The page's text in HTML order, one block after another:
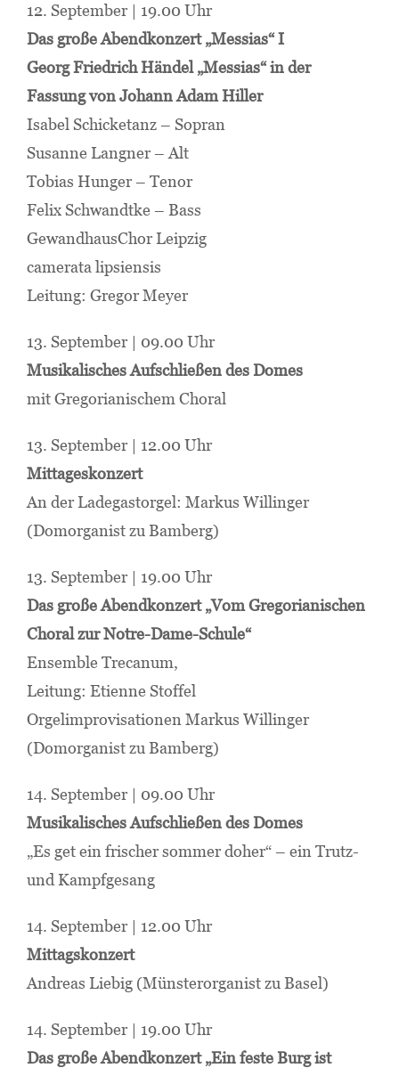
12. September | 19.00 Uhr
Das große Abendkonzert „Messias“ I
Georg Friedrich Händel „Messias“ in der
Fassung von Johann Adam Hiller
Isabel Schicketanz – Sopran
Susanne Langner – Alt
Tobias Hunger – Tenor
Felix Schwandtke – Bass
GewandhausChor Leipzig
camerata lipsiensis
Leitung: Gregor Meyer
13. September | 09.00 Uhr
Musikalisches Aufschließen des Domes
mit Gregorianischem Choral
13. September | 12.00 Uhr
Mittageskonzert
An der Ladegastorgel: Markus Willinger
(Domorganist zu Bamberg)
13. September | 19.00 Uhr
Das große Abendkonzert „Vom Gregorianischen
Choral zur Notre-Dame-Schule“
Ensemble Trecanum,
Leitung: Etienne Stoffel
Orgelimprovisationen Markus Willinger
(Domorganist zu Bamberg)
14. September | 09.00 Uhr
Musikalisches Aufschließen des Domes
„Es get ein frischer sommer doher“ – ein Trutz-
und Kampfgesang
14. September | 12.00 Uhr
Mittagskonzert
Andreas Liebig (Münsterorganist zu Basel)
14. September | 19.00 Uhr
Das große Abendkonzert „Ein feste Burg ist